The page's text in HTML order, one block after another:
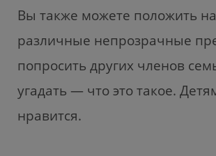
Вы также можете положить
различные непрозрачные
попросить других членов
угадать — что это такое.
нравится.